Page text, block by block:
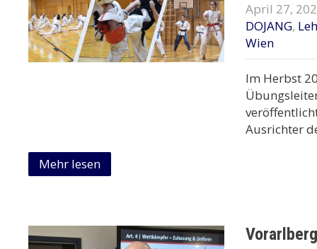
April 27,
DOJANG,
Wien
Im Herbst
Ausrichter
Mehr lesen